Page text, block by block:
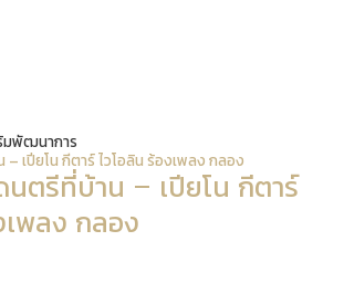
เปียโน กีตาร์ ไวโอลิน ร้องเพลง กลอง
นตรีที่บ้าน – เปียโน กีตาร์
เพลง กลอง